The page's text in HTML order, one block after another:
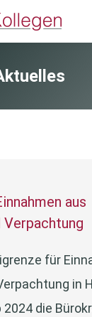
aus
für
in
2024 die